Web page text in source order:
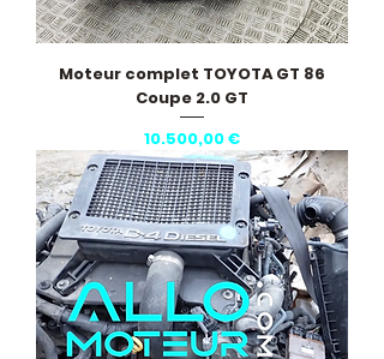
Moteur complet TOYOTA GT 86
Coupe 2.0 GT
Pris
10.500,00 €